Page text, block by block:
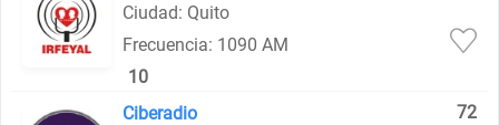
Ciudad: Quito
Frecuencia: 1090 AM
10
Ciberadio
72